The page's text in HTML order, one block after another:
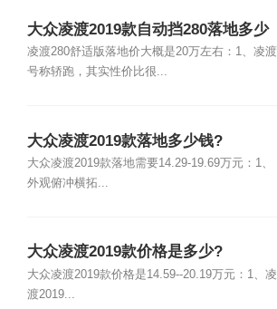
大众凌渡2019款自动挡280落地多少
钱?
凌渡280舒适版落地价大概是20万左右：1、凌渡
号称轿跑，其实性价比很...
大众凌渡2019款落地多少钱?
大众凌渡2019款落地需要14.29-19.69万元：1、
外观俯冲横拓...
大众凌渡2019款价格是多少?
大众凌渡2019款价格是14.59--20.19万元：1、凌
渡2019...